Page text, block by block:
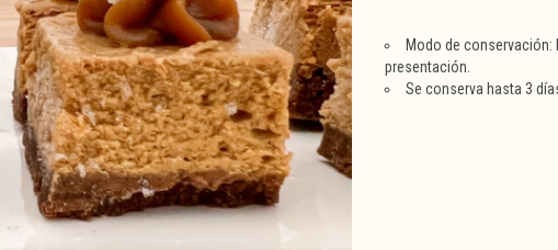
Modo de conservación:
presentación.
Se conserva hasta 3